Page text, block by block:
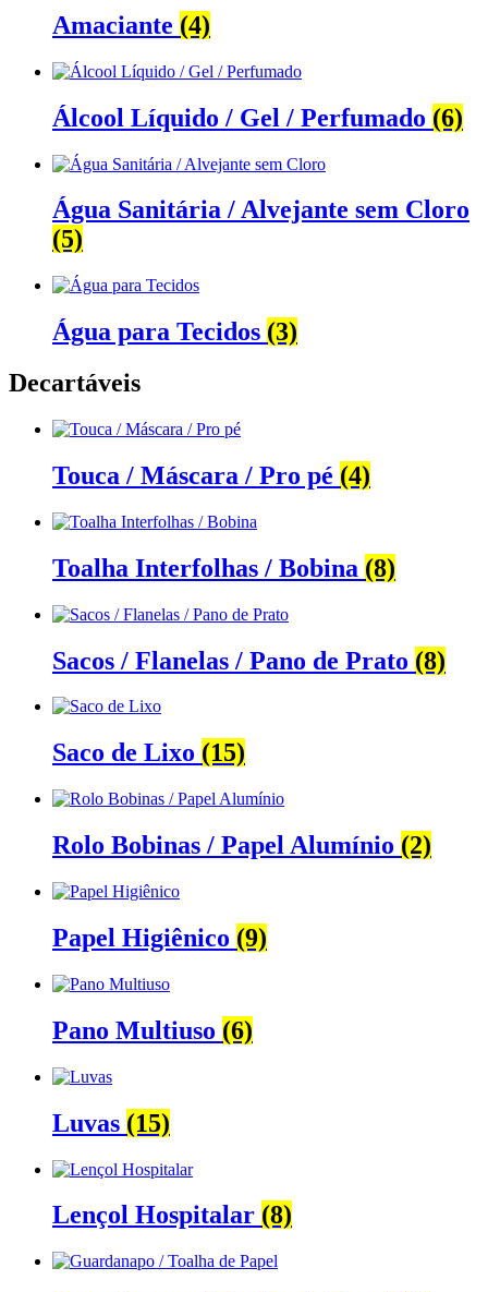
Amaciante (4)
Álcool Líquido / Gel / Perfumado (6)
Água Sanitária / Alvejante sem Cloro
(5)
Água para Tecidos (3)
Decartáveis
Touca / Máscara / Pro pé (4)
Toalha Interfolhas / Bobina (8)
Sacos / Flanelas / Pano de Prato (8)
Saco de Lixo (15)
Rolo Bobinas / Papel Alumínio (2)
Papel Higiênico (9)
Pano Multiuso (6)
Luvas (15)
Lençol Hospitalar (8)